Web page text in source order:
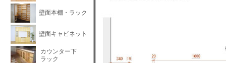
壁面本棚・ラック
壁面キャビネット
カウンター下
ラック